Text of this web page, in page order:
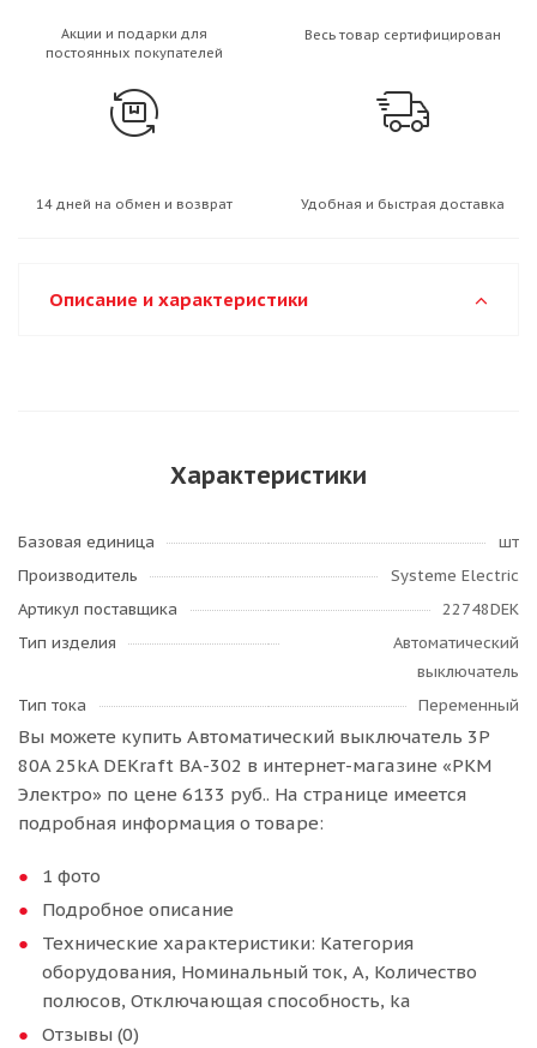
Акции и подарки для
постоянных покупателей
Весь товар сертифицирован
14 дней на обмен и возврат Удобная и быстрая доставка
Описание и характеристики
Характеристики
Базовая единица
шт
Производитель
Systeme Electric
Артикул поставщика
22748DEK
Тип изделия
Автоматический
выключатель
Тип тока
Переменный
Вы можете купить Автоматический выключатель 3P
80A 25kA DEKraft ВА-302 в интернет-магазине «РКМ
Электро» по цене 6133 руб.. На странице имеется
подробная информация о товаре:
1 фото
Подробное описание
Технические характеристики: Категория
оборудования, Номинальный ток, А, Количество
полюсов, Отключающая способность, ka
Отзывы (0)